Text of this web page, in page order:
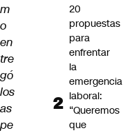
m
o
en
tre
gó
los
as
pe
20
propuestas
para
enfrentar
la
emergencia
laboral:
“Queremos
que